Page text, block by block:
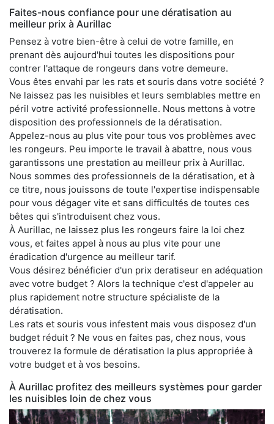
Faites-nous confiance pour une dératisation au
meilleur prix à Aurillac
Pensez à votre bien-être à celui de votre famille, en
prenant dès aujourd'hui toutes les dispositions pour
contrer l'attaque de rongeurs dans votre demeure.
Vous êtes envahi par les rats et souris dans votre société ?
Ne laissez pas les nuisibles et leurs semblables mettre en
péril votre activité professionnelle. Nous mettons à votre
disposition des professionnels de la dératisation.
Appelez-nous au plus vite pour tous vos problèmes avec
les rongeurs. Peu importe le travail à abattre, nous vous
garantissons une prestation au meilleur prix à Aurillac.
Nous sommes des professionnels de la dératisation, et à
ce titre, nous jouissons de toute l'expertise indispensable
pour vous dégager vite et sans difficultés de toutes ces
bêtes qui s'introduisent chez vous.
À Aurillac, ne laissez plus les rongeurs faire la loi chez
vous, et faites appel à nous au plus vite pour une
éradication d'urgence au meilleur tarif.
Vous désirez bénéficier d'un prix deratiseur en adéquation
avec votre budget ? Alors la technique c'est d'appeler au
plus rapidement notre structure spécialiste de la
dératisation.
Les rats et souris vous infestent mais vous disposez d'un
budget réduit ? Ne vous en faites pas, chez nous, vous
trouverez la formule de dératisation la plus appropriée à
votre budget et à vos besoins.
À Aurillac profitez des meilleurs systèmes pour garder
les nuisibles loin de chez vous